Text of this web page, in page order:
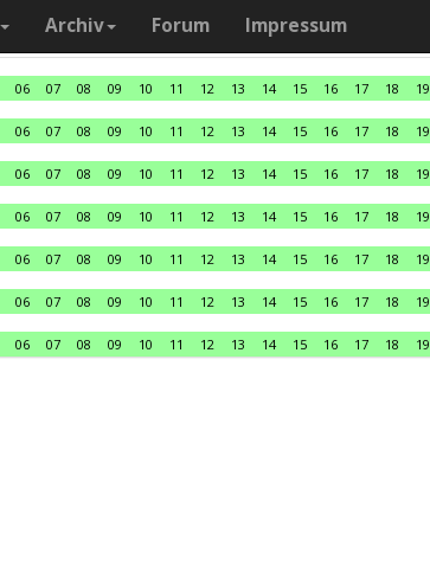
Archiv Forum Impressum
06 07 08 09 10 11 12 13 14 15 16 17 18 19
06 07 08 09 10 11 12 13 14 15 16 17 18 19
06 07 08 09 10 11 12 13 14 15 16 17 18 19
06 07 08 09 10 11 12 13 14 15 16 17 18 19
06 07 08 09 10 11 12 13 14 15 16 17 18 19
06 07 08 09 10 11 12 13 14 15 16 17 18 19
06 07 08 09 10 11 12 13 14 15 16 17 18 19